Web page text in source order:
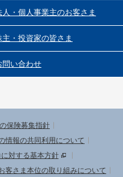
人・個人事業主のお客さま
主・投資家の皆さま
問い合わせ
保険募集指針
情報の共同利用について
対する基本方針
客さま本位の取り組みについて